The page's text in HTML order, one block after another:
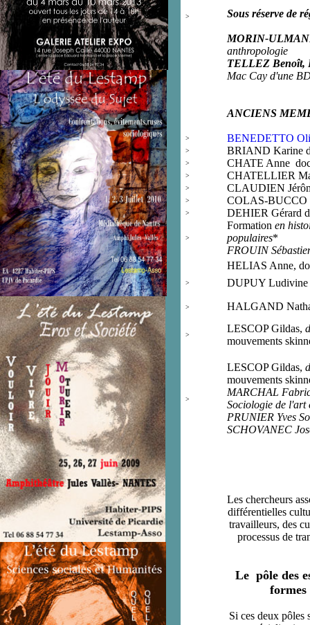
>
Sous réserve de
MORIN-
anthropologie
TELLEZ Benoît,
Mac Cay d'une
ANCIENS
> BENEDETTO
> BRIAND Karine
> CHATE Anne
> CHATELLIER
> CLAUDIEN
> COLAS-BUCCO
> DEHIER Gérard
>
Formation en
populaires*
FROUIN
HELIAS Anne,
> DUPUY Ludivine
> HALGAND
>
LESCOP Gildas,
mouvements
>
LESCOP Gildas,
mouvements
MARCHAL
Sociologie de l'art
PRUNIER Yves
SCHOVANEC
Les chercheurs
différentielles
travailleurs, des
processus de
Le pôle des
formes
Si ces deux pôles